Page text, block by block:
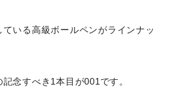
いる高級ボールペンがラインナッ
念すべき1本目が001です。